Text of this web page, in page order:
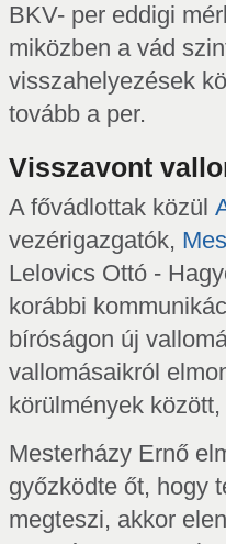
BKV- per eddigi
miközben a vád
visszahelyezések
tovább a per.
Visszavont
A fővádlottak közül
vezérigazgatók,
Lelovics Ottó -
korábbi
bíróságon új
vallomásaikról
körülmények
Mesterházy Ernő
győzködte őt, hogy
megteszi, akkor